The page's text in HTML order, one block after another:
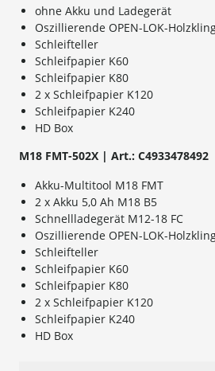
ohne Akku und Ladegerät
Oszillierende OPEN-LOK-
Schleifteller
Schleifpapier K60
Schleifpapier K80
2 x Schleifpapier K120
Schleifpapier K240
HD Box
M18 FMT-502X | Art.: C4933478492
Akku-Multitool M18 FMT
2 x Akku 5,0 Ah M18 B5
Schnellladegerät M12-18 FC
Oszillierende OPEN-LOK-
Schleifteller
Schleifpapier K60
Schleifpapier K80
2 x Schleifpapier K120
Schleifpapier K240
HD Box